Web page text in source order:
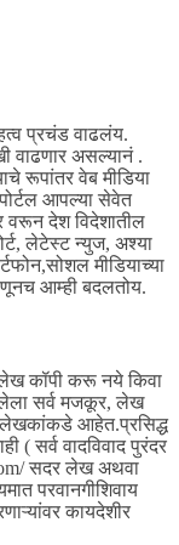
प्रचंड वाढलंय.
वाढणार असल्यानं .
रूपांतर वेब मीडिया
आपल्या सेवेत
वरून देश विदेशातील
लेटेस्ट न्युज, अश्या
मीडियाच्या
आम्ही बदलतोय.
कॉपी करू नये किवा
सर्व मजकूर, लेख
लेखकांकडे आहेत.प्रसिद्ध
सर्व वादविवाद पुरंदर
सदर लेख अथवा
परवानगीशिवाय
कायदेशीर